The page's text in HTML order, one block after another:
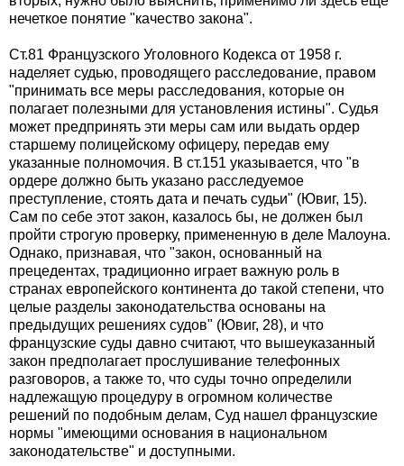
нечеткое понятие "качество закона".
Ст.81 Французского Уголовного Кодекса от 1958 г.
наделяет судью, проводящего расследование, правом
"принимать все меры расследования, которые он
полагает полезными для установления истины". Судья
может предпринять эти меры сам или выдать ордер
старшему полицейскому офицеру, передав ему
указанные полномочия. В ст.151 указывается, что "в
ордере должно быть указано расследуемое
преступление, стоять дата и печать судьи" (Ювиг, 15).
Сам по себе этот закон, казалось бы, не должен был
пройти строгую проверку, примененную в деле Малоуна.
Однако, признавая, что "закон, основанный на
прецедентах, традиционно играет важную роль в
странах европейского континента до такой степени, что
целые разделы законодательства основаны на
предыдущих решениях судов" (Ювиг, 28), и что
французские суды давно считают, что вышеуказанный
закон предполагает прослушивание телефонных
разговоров, а также то, что суды точно определили
надлежащую процедуру в огромном количестве
решений по подобным делам, Суд нашел французские
нормы "имеющими основания в национальном
законодательстве" и доступными.